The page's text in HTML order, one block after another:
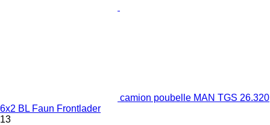
camion poubelle MAN TGS 26.320
6x2 BL Faun Frontlader
13